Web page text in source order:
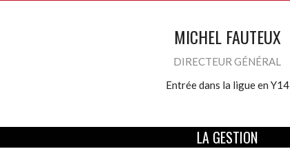
MICHEL FAUTEUX
DIRECTEUR GÉNÉRAL
Entrée dans la ligue en Y14
LA GESTION